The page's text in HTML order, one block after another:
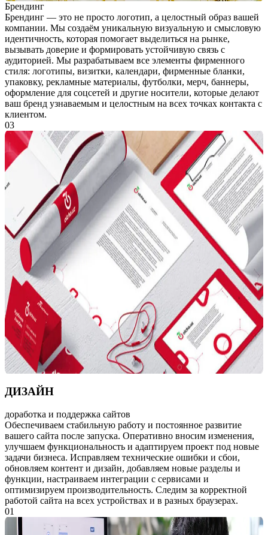
Брендинг
Брендинг — это не просто логотип, а целостный образ вашей
компании. Мы создаём уникальную визуальную и смысловую
идентичность, которая помогает выделиться на рынке,
вызывать доверие и формировать устойчивую связь с
аудиторией. Мы разрабатываем все элементы фирменного
стиля: логотипы, визитки, календари, фирменные бланки,
упаковку, рекламные материалы, футболки, мерч, баннеры,
оформление для соцсетей и другие носители, которые делают
ваш бренд узнаваемым и целостным на всех точках контакта с
клиентом.
03
ДИЗАЙН
доработка и поддержка сайтов
Обеспечиваем стабильную работу и постоянное развитие
вашего сайта после запуска. Оперативно вносим изменения,
улучшаем функциональность и адаптируем проект под новые
задачи бизнеса. Исправляем технические ошибки и сбои,
обновляем контент и дизайн, добавляем новые разделы и
функции, настраиваем интеграции с сервисами и
оптимизируем производительность. Следим за корректной
работой сайта на всех устройствах и в разных браузерах.
01